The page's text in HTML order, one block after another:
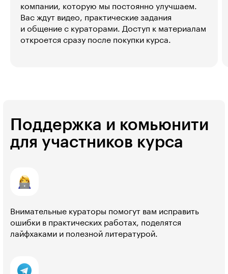
компании, которую мы постоянно улучшаем.
Вас ждут видео, практические задания
и общение с кураторами. Доступ к материалам
откроется сразу после покупки курса.
Поддержка и комьюнити
для участников курса
Внимательные кураторы помогут вам исправить
ошибки в практических работах, поделятся
лайфхаками и полезной литературой.